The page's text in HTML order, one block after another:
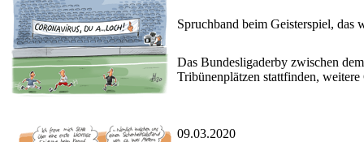
Spruchband beim Geisterspiel, das
Das Bundesligaderby zwischen
Tribünenplätzen stattfinden,
09.03.2020